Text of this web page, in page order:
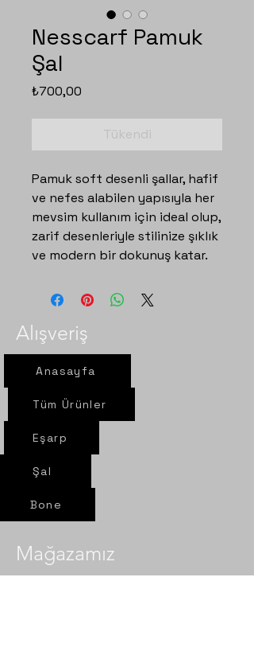
Nesscarf Pamuk
Şal
₺700,00
Tükendi
Pamuk soft desenli şallar, hafif
ve nefes alabilen yapısıyla her
mevsim kullanım için ideal olup,
zarif desenleriyle stilinize şıklık
ve modern bir dokunuş katar.
Alışveriş
Anasayfa
Tüm Ürünler
Eşarp
Şal
Bone
Mağazamız